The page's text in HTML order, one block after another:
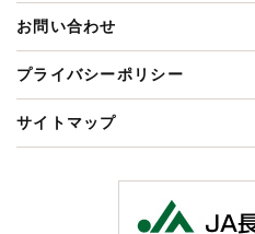
お問い合わせ
プライバシーポリシー
サイトマップ